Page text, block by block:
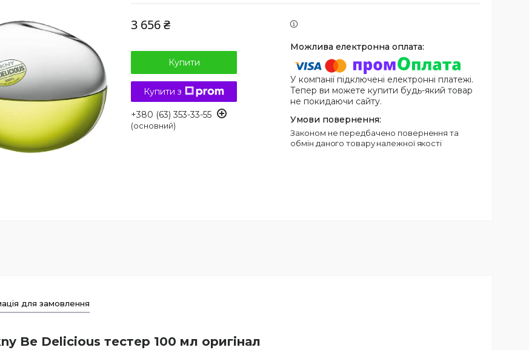
3 656 ₴
Купити
Купити з
+380 (63) 353-33-55
(основний)
У компанії підключені електронні платежі.
Тепер ви можете купити будь-який товар
не покидаючи сайту.
Законом не передбачено повернення та
обмін даного товару належної якості
для замовлення
Be Delicious тестер 100 мл оригінал